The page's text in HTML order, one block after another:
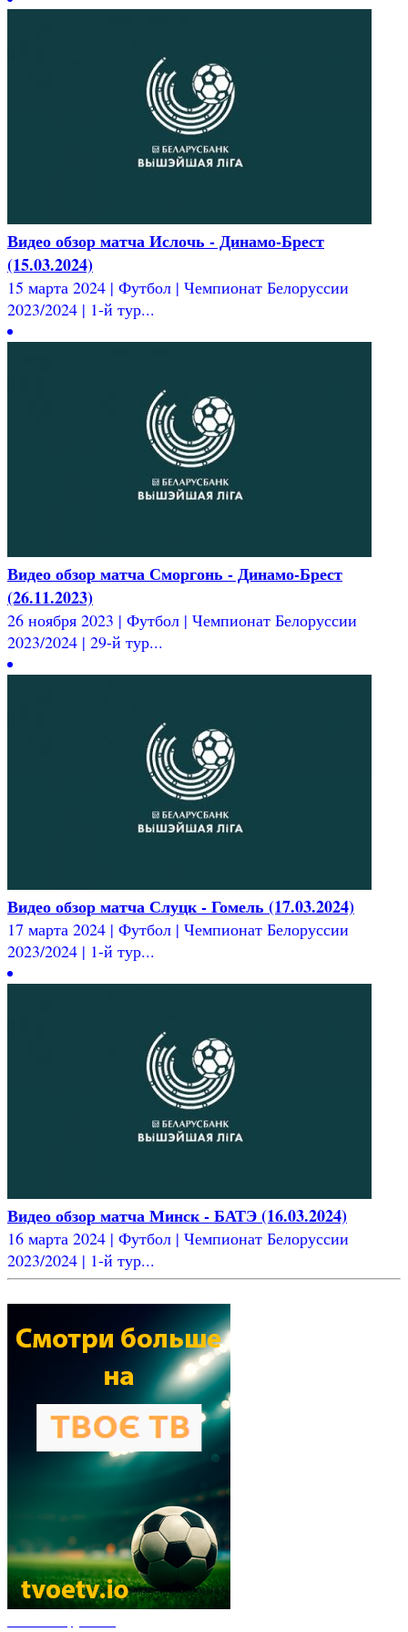
Видео обзор матча Ислочь - Динамо-Брест
(15.03.2024)
15 марта 2024 | Футбол | Чемпионат Белоруссии
2023/2024 | 1-й тур...
Видео обзор матча Сморгонь - Динамо-Брест
(26.11.2023)
26 ноября 2023 | Футбол | Чемпионат Белоруссии
2023/2024 | 29-й тур...
Видео обзор матча Слуцк - Гомель (17.03.2024)
17 марта 2024 | Футбол | Чемпионат Белоруссии
2023/2024 | 1-й тур...
Видео обзор матча Минск - БАТЭ (16.03.2024)
16 марта 2024 | Футбол | Чемпионат Белоруссии
2023/2024 | 1-й тур...